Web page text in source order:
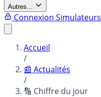
Autres...
Connexion Simulateurs
Accueil
/
📰 Actualités
/
🔢 Chiffre du jour